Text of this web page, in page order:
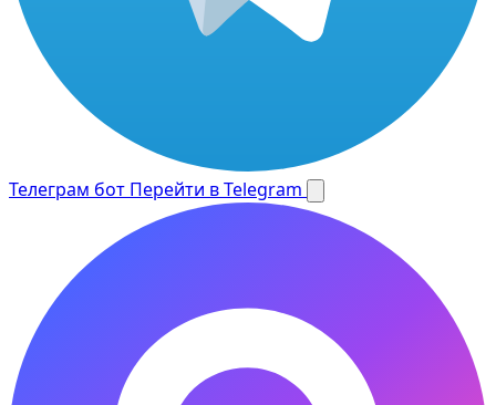
Телеграм бот Перейти в Telegram